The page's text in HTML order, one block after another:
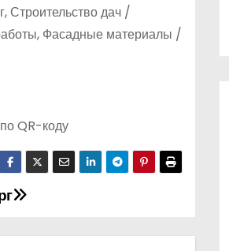
Строительство дач /
Фасадные материалы /
QR-коду